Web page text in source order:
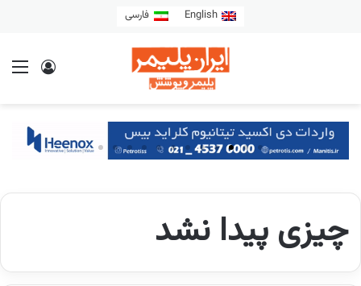
English فارسی
چیزی پیدا نشد